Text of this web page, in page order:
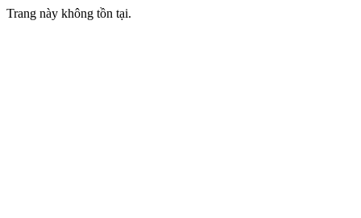
Trang này không tồn tại.